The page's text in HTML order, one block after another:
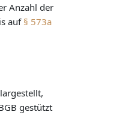
Anzahl der
auf § 573a
gestützt